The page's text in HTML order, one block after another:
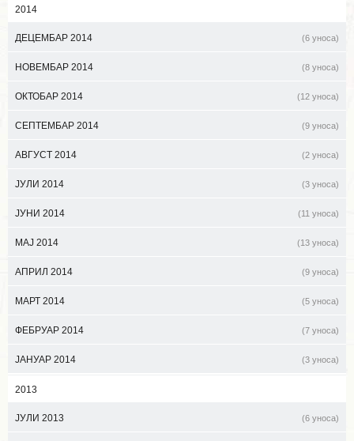
2014
ДЕЦЕМБАР 2014 (6 уноса)
НОВЕМБАР 2014 (8 уноса)
ОКТОБАР 2014 (12 уноса)
СЕПТЕМБАР 2014 (9 уноса)
АВГУСТ 2014 (2 уноса)
ЈУЛИ 2014 (3 уноса)
ЈУНИ 2014 (11 уноса)
МАЈ 2014 (13 уноса)
АПРИЛ 2014 (9 уноса)
МАРТ 2014 (5 уноса)
ФЕБРУАР 2014 (7 уноса)
ЈАНУАР 2014 (3 уноса)
2013
ЈУЛИ 2013 (6 уноса)